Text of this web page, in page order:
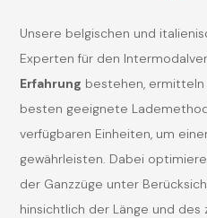
Unsere belgischen und
Experten für den
Erfahrung bestehen, ermitteln
besten geeignete
verfügbaren Einheiten, um
gewährleisten. Dabei
der Ganzzüge unter
hinsichtlich der Länge und des